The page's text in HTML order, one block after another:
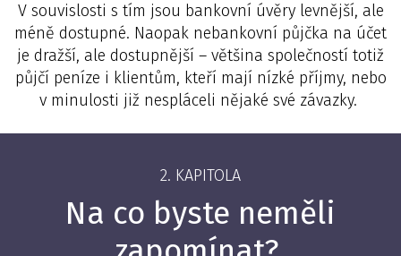
V souvislosti s tím jsou bankovní úvěry levnější, ale
méně dostupné. Naopak nebankovní půjčka na účet
je dražší, ale dostupnější – většina společností totiž
půjčí peníze i klientům, kteří mají nízké příjmy, nebo
v minulosti již nespláceli nějaké své závazky.
2. KAPITOLA
Na co byste neměli